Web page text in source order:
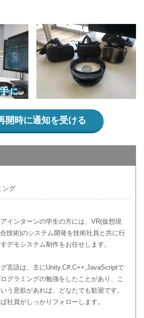
開時に通知を受ける
ング
インターンの学生の方には、VR(仮想現
技術)のシステム開発を技術社員と共に行
デモシステム制作をお任せします。
言語は、主にUnity,C#,C++,JavaScriptで
グラミングの勉強をしたことがあり、こ
う意欲があれば、どなたでも歓迎です。
社員がしっかりフォローします。